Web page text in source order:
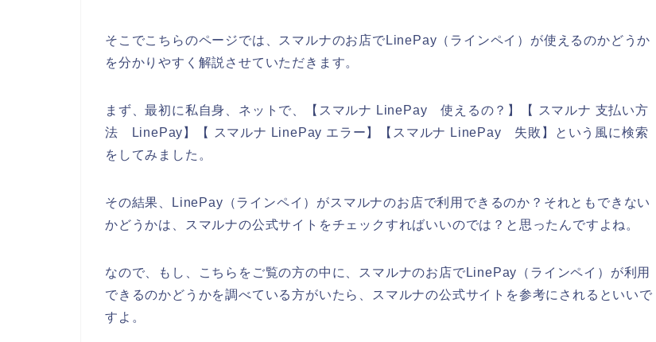
そこでこちらのページでは、スマルナのお店でLinePay（ラインペイ）が使えるのかどうか
を分かりやすく解説させていただきます。
まず、最初に私自身、ネットで、【スマルナ LinePay 使えるの？】【 スマルナ 支払い方
法 LinePay】【 スマルナ LinePay エラー】【スマルナ LinePay 失敗】という風に検索
をしてみました。
その結果、LinePay（ラインペイ）がスマルナのお店で利用できるのか？それともできない
かどうかは、スマルナの公式サイトをチェックすればいいのでは？と思ったんですよね。
なので、もし、こちらをご覧の方の中に、スマルナのお店でLinePay（ラインペイ）が利用
できるのかどうかを調べている方がいたら、スマルナの公式サイトを参考にされるといいで
すよ。